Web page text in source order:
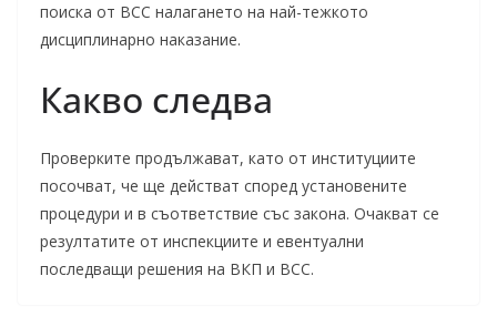
поиска от ВСС налагането на най-тежкото
дисциплинарно наказание.
Какво следва
Проверките продължават, като от институциите
посочват, че ще действат според установените
процедури и в съответствие със закона. Очакват се
резултатите от инспекциите и евентуални
последващи решения на ВКП и ВСС.